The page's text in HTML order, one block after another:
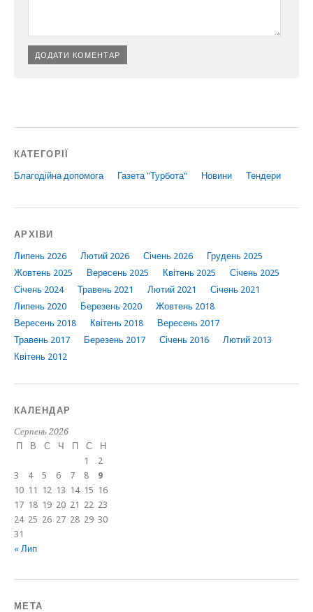
КАТЕГОРІЇ
Благодійна допомога Газета "Турбота" Новини Тендери
АРХІВИ
Липень 2026 Лютий 2026 Січень 2026
Грудень 2025
Жовтень 2025
Вересень 2025 Квітень 2025
Січень 2025
Січень 2024
Травень 2021 Лютий 2021
Січень 2021
Липень 2020
Березень 2020
Жовтень 2018
Вересень 2018
Квітень 2018
Вересень 2017
Травень 2017
Березень 2017 Січень 2016
Лютий 2013
Квітень 2012
КАЛЕНДАР
Серпень 2026
П
В С Ч П С Н
« Лип
1
2
3
4 5 6 7 8
9
10 11 12 13 14 15 16
17 18 19 20 21 22 23
24 25 26 27 28 29 30
31
МЕТА